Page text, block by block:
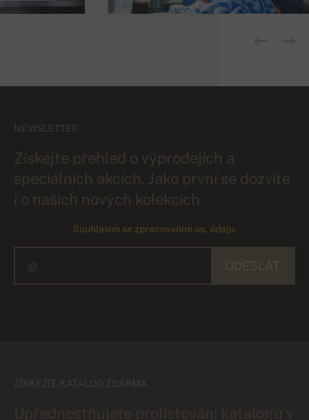
NEWSLETTER
Získejte přehled o výprodejích a
speciálních akcích. Jako první se dozvíte
i o našich nových kolekcích
Souhlasím se zpracovaním os. údaju.
ZÍSKEJTE KATALOG ZDARMA